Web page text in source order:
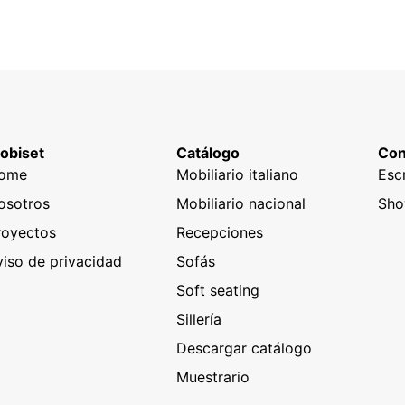
de privacidad
Catálogo
Mobiliario italiano
Mobiliario nacional
Recepciones
Sofás
Soft seating
Sillería
Descargar catálogo
Muestrario